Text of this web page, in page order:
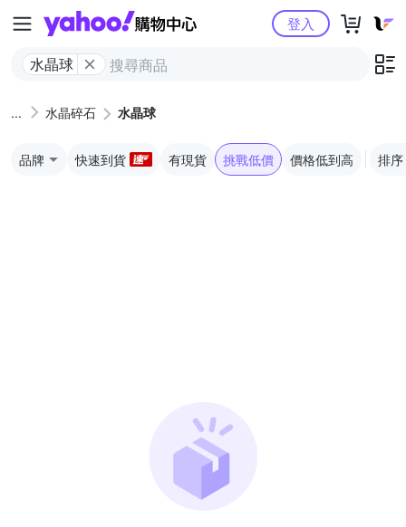
Yahoo購物中心
水晶球
登入
水晶碎石 水晶球
品牌 快速到貨 有現貨 挑戰低價 價格低到高 排序